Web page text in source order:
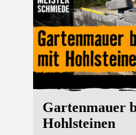
Gartenmauer
Hohlsteinen